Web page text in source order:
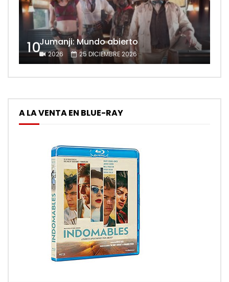
10Jumanji: Mundo abierto
2026 25 DICIEMBRE 2026
A LA VENTA EN BLUE-RAY